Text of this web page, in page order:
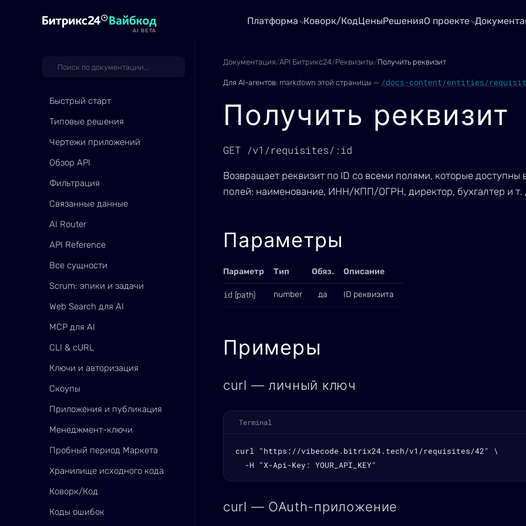
AI BETA
Платформа Коворк/КодЦеныРешенияО проекте
Быстрый старт
Типовые решения
Чертежи приложений
Обзор API
Фильтрация
Связанные данные
AI Router
API Reference
Все сущности
Scrum: эпики и задачи
Web Search для AI
MCP для AI
CLI & cURL
Ключи и авторизация
Скоупы
Приложения и публикация
Менеджмент-ключи
Пробный период Маркета
Хранилище исходного кода
Коворк/Код
Коды ошибок
Документация/API Битрикс24/Реквизиты/Получить реквизит
Для AI-агентов: markdown этой страницы — /docs-content/entities/
Получить реквизит
GET /v1/requisites/:id
Возвращает реквизит по ID со всеми полями, которые
полей: наименование, ИНН/КПП/ОГРН, директор, бухгалтер и т.
Параметры
Параметр Тип Обяз. Описание
id (path) number да ID реквизита
Примеры
curl — личный ключ
Terminal
curl "https://vibecode.bitrix24.tech/v1/requisites/42" \
  -H "X-Api-Key: YOUR_API_KEY"
curl — OAuth-приложение